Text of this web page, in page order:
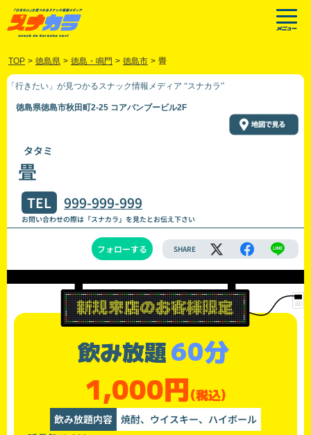
TOP > 徳島県 > 徳島・鳴門 > 徳島市 > 畳
「行きたい」が見つかるスナック情報メディア “スナカラ”
徳島県徳島市秋田町2-25 コアバンブービル2F
タタミ
畳
TEL 999-999-999
お問い合わせの際は「スナカラ」を見たとお伝え下さい
フォローする SHARE
飲み放題60分
1,000円(税込)
飲み放題内容 焼酎、ウイスキー、ハイボール